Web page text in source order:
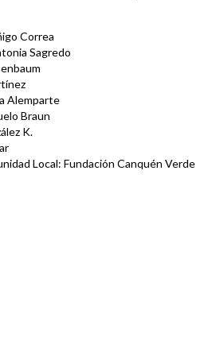
Correa
Sagredo
Alemparte
Braun
K.
Local: Fundación Canquén Verde